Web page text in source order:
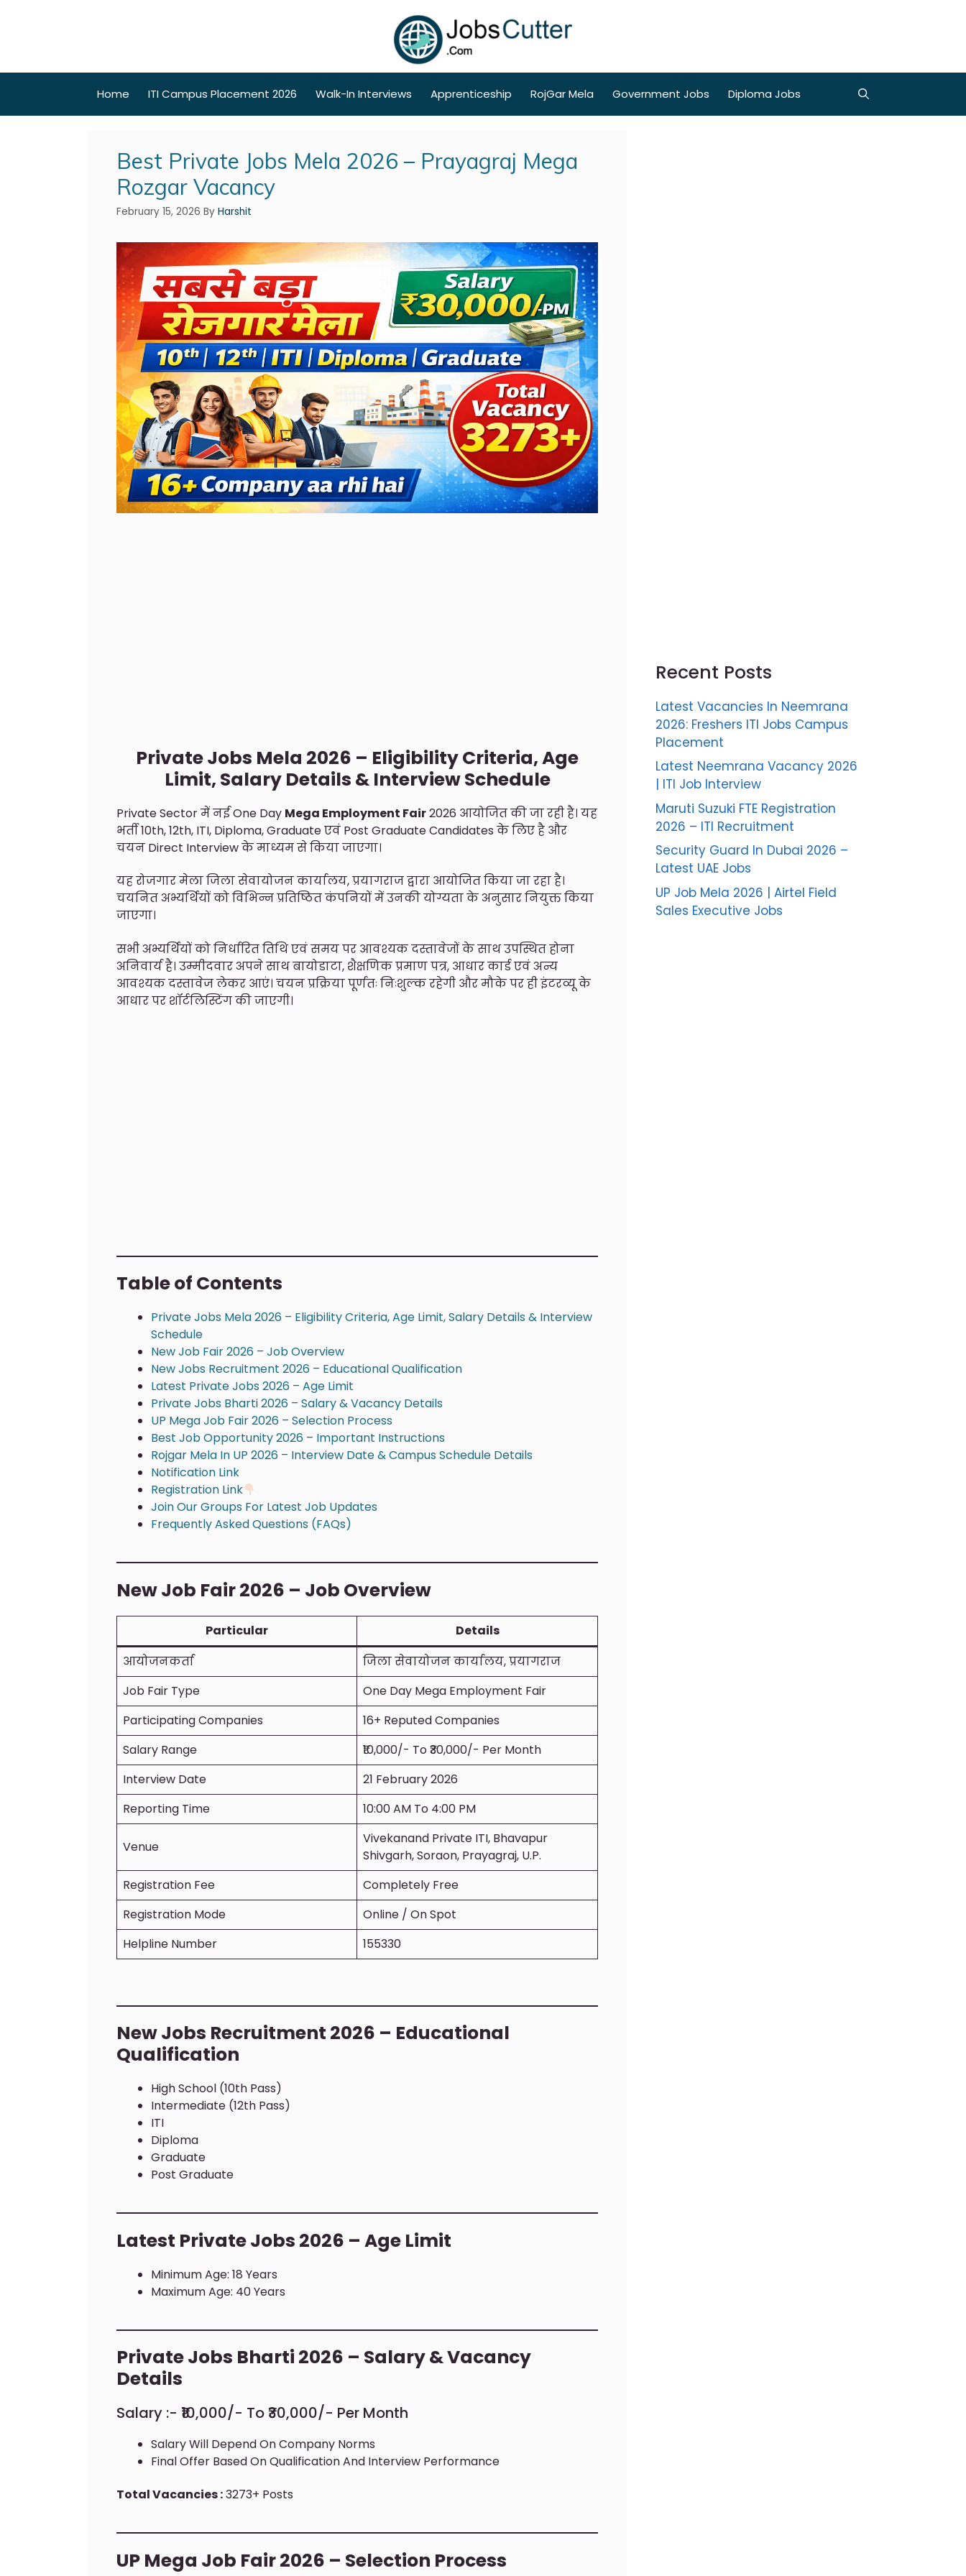
Home ITI Campus Placement 2026 Walk-In Interviews Apprenticeship RojGar Mela Government Jobs Diploma Jobs
Best Private Jobs Mela 2026 – Prayagraj Mega
Rozgar Vacancy
February 15, 2026 By Harshit
Private Jobs Mela 2026 – Eligibility Criteria, Age
Limit, Salary Details & Interview Schedule
Private Sector में नई One Day Mega Employment Fair2026 आयोजित की जा रही है। यह
भर्ती 10th, 12th, ITI, Diploma, Graduate एवं Post Graduate Candidates के लिए है और
चयन Direct Interview के माध्यम से किया जाएगा।
यह रोजगार मेला जिला सेवायोजन कार्यालय, प्रयागराज द्वारा आयोजित किया जा रहा है।
चयनित अभ्यर्थियों को विभिन्न प्रतिष्ठित कंपनियों में उनकी योग्यता के अनुसार नियुक्त किया
जाएगा।
सभी अभ्यर्थियों को निर्धारित तिथि एवं समय पर आवश्यक दस्तावेजों के साथ उपस्थित होना
अनिवार्य है। उम्मीदवार अपने साथ बायोडाटा, शैक्षणिक प्रमाण पत्र, आधार कार्ड एवं अन्य
आवश्यक दस्तावेज लेकर आएं। चयन प्रक्रिया पूर्णतः निःशुल्क रहेगी और मौके पर ही इंटरव्यू के
आधार पर शॉर्टलिस्टिंग की जाएगी।
Table of Contents
Private Jobs Mela 2026 – Eligibility Criteria, Age Limit, Salary Details & Interview
Schedule
New Job Fair 2026 – Job Overview
New Jobs Recruitment 2026 – Educational Qualification
Latest Private Jobs 2026 – Age Limit
Private Jobs Bharti 2026 – Salary & Vacancy Details
UP Mega Job Fair 2026 – Selection Process
Best Job Opportunity 2026 – Important Instructions
Rojgar Mela In UP 2026 – Interview Date & Campus Schedule Details
Notification Link
Registration Link
Join Our Groups For Latest Job Updates
Frequently Asked Questions (FAQs)
New Job Fair 2026 – Job Overview
Particular
Details
आयोजनकर्ता
जिला सेवायोजन कार्यालय, प्रयागराज
Job Fair Type
One Day Mega Employment Fair
Participating Companies
16+ Reputed Companies
Salary Range
₹10,000/- To ₹30,000/- Per Month
Interview Date
21 February 2026
Reporting Time
10:00 AM To 4:00 PM
Venue
Vivekanand Private ITI, Bhavapur
Shivgarh, Soraon, Prayagraj, U.P.
Registration Fee
Completely Free
Registration Mode
Online / On Spot
Helpline Number
155330
New Jobs Recruitment 2026 – Educational
Qualification
High School (10th Pass)
Intermediate (12th Pass)
ITI
Diploma
Graduate
Post Graduate
Latest Private Jobs 2026 – Age Limit
Minimum Age: 18 Years
Maximum Age: 40 Years
Private Jobs Bharti 2026 – Salary & Vacancy
Details
Salary :- ₹10,000/- To ₹30,000/- Per Month
Salary Will Depend On Company Norms
Final Offer Based On Qualification And Interview Performance
Total Vacancies :3273+ Posts
UP Mega Job Fair 2026 – Selection Process
Recent Posts
Latest Vacancies In Neemrana
2026: Freshers ITI Jobs Campus
Placement
Latest Neemrana Vacancy 2026
| ITI Job Interview
Maruti Suzuki FTE Registration
2026 – ITI Recruitment
Security Guard In Dubai 2026 –
Latest UAE Jobs
UP Job Mela 2026 | Airtel Field
Sales Executive Jobs